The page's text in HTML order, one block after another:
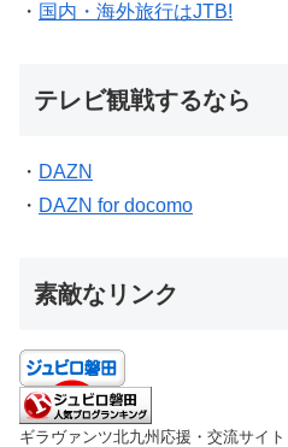
・ 国内・海外旅行はJTB!
テレビ観戦するなら
・ DAZN
・ DAZN for docomo
素敵なリンク
ギラヴァンツ北九州応援・交流サイト